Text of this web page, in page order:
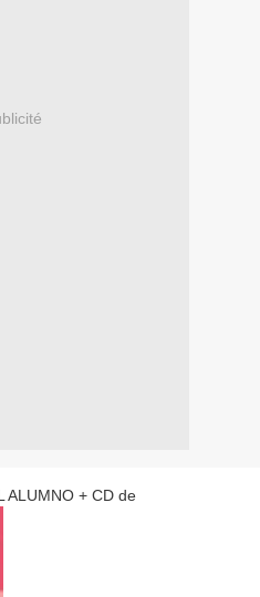
ALUMNO + CD de